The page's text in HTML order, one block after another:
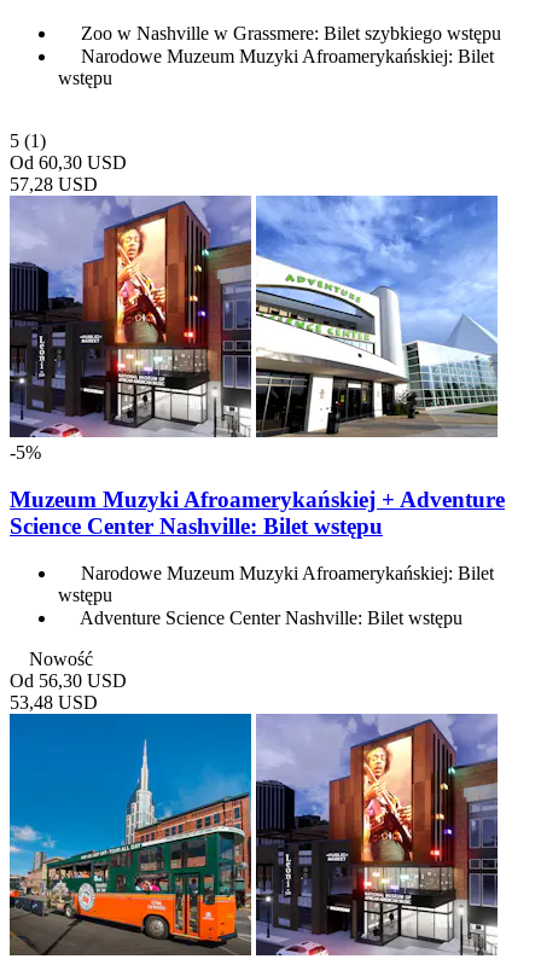
Zoo w Nashville w Grassmere: Bilet szybkiego wstępu
Narodowe Muzeum Muzyki Afroamerykańskiej: Bilet
wstępu
5 (1)
Od 60,30 USD
57,28 USD
-5%
Muzeum Muzyki Afroamerykańskiej + Adventure
Science Center Nashville: Bilet wstępu
Narodowe Muzeum Muzyki Afroamerykańskiej: Bilet
wstępu
Adventure Science Center Nashville: Bilet wstępu
Nowość
Od 56,30 USD
53,48 USD